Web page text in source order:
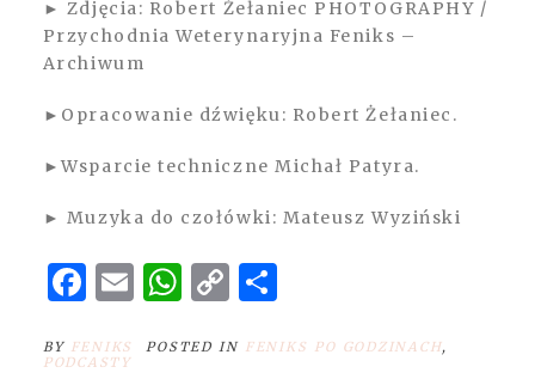
► Zdjęcia: Robert Żełaniec PHOTOGRAPHY /
Przychodnia Weterynaryjna Feniks –
Archiwum
►Opracowanie dźwięku: Robert Żełaniec.
►Wsparcie techniczne Michał Patyra.
► Muzyka do czołówki: Mateusz Wyziński
Facebook
Email
WhatsApp
Copy
Link
Share
BY FENIKS POSTED IN FENIKS PO GODZINACH,
PODCASTY